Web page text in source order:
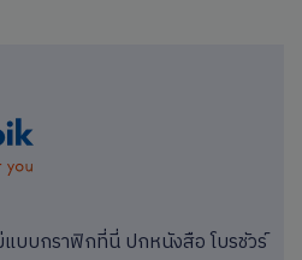
บบกราฟิกที่นี่ ปกหนังสือ โบรชัวร์